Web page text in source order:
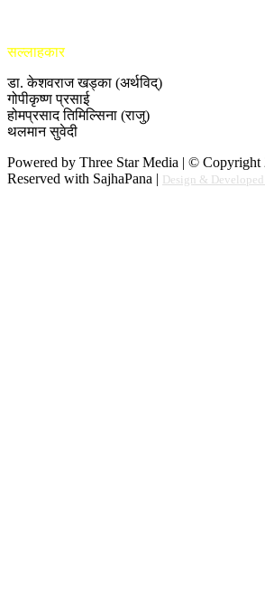
सल्लाहकार
डा. केशवराज खड्का (अर्थविद्)
गोपीकृष्ण प्रसाई
होमप्रसाद तिमिल्सिना (राजु)
थलमान सुवेदी
Powered by Three Star Media | ©
Reserved with SajhaPana | Design &